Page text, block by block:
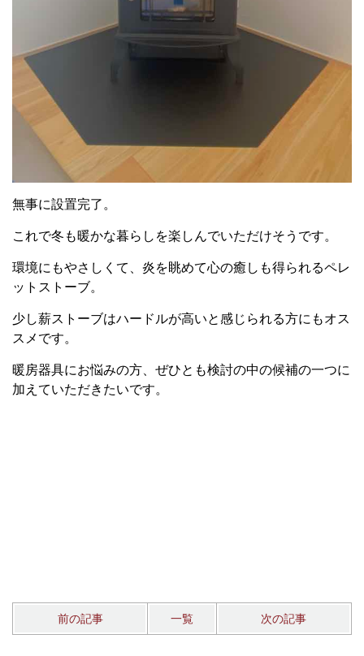
無事に設置完了。
これで冬も暖かな暮らしを楽しんでいただけそうです。
環境にもやさしくて、炎を眺めて心の癒しも得られるペレ
ットストーブ。
少し薪ストーブはハードルが高いと感じられる方にもオス
スメです。
暖房器具にお悩みの方、ぜひとも検討の中の候補の一つに
加えていただきたいです。
前の記事 一覧 次の記事